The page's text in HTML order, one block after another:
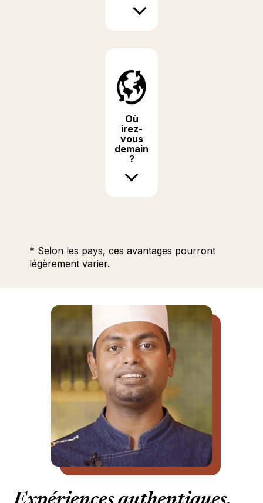
Où
irez-
vous
demain
?
* Selon les pays, ces avantages pourront
légèrement varier.